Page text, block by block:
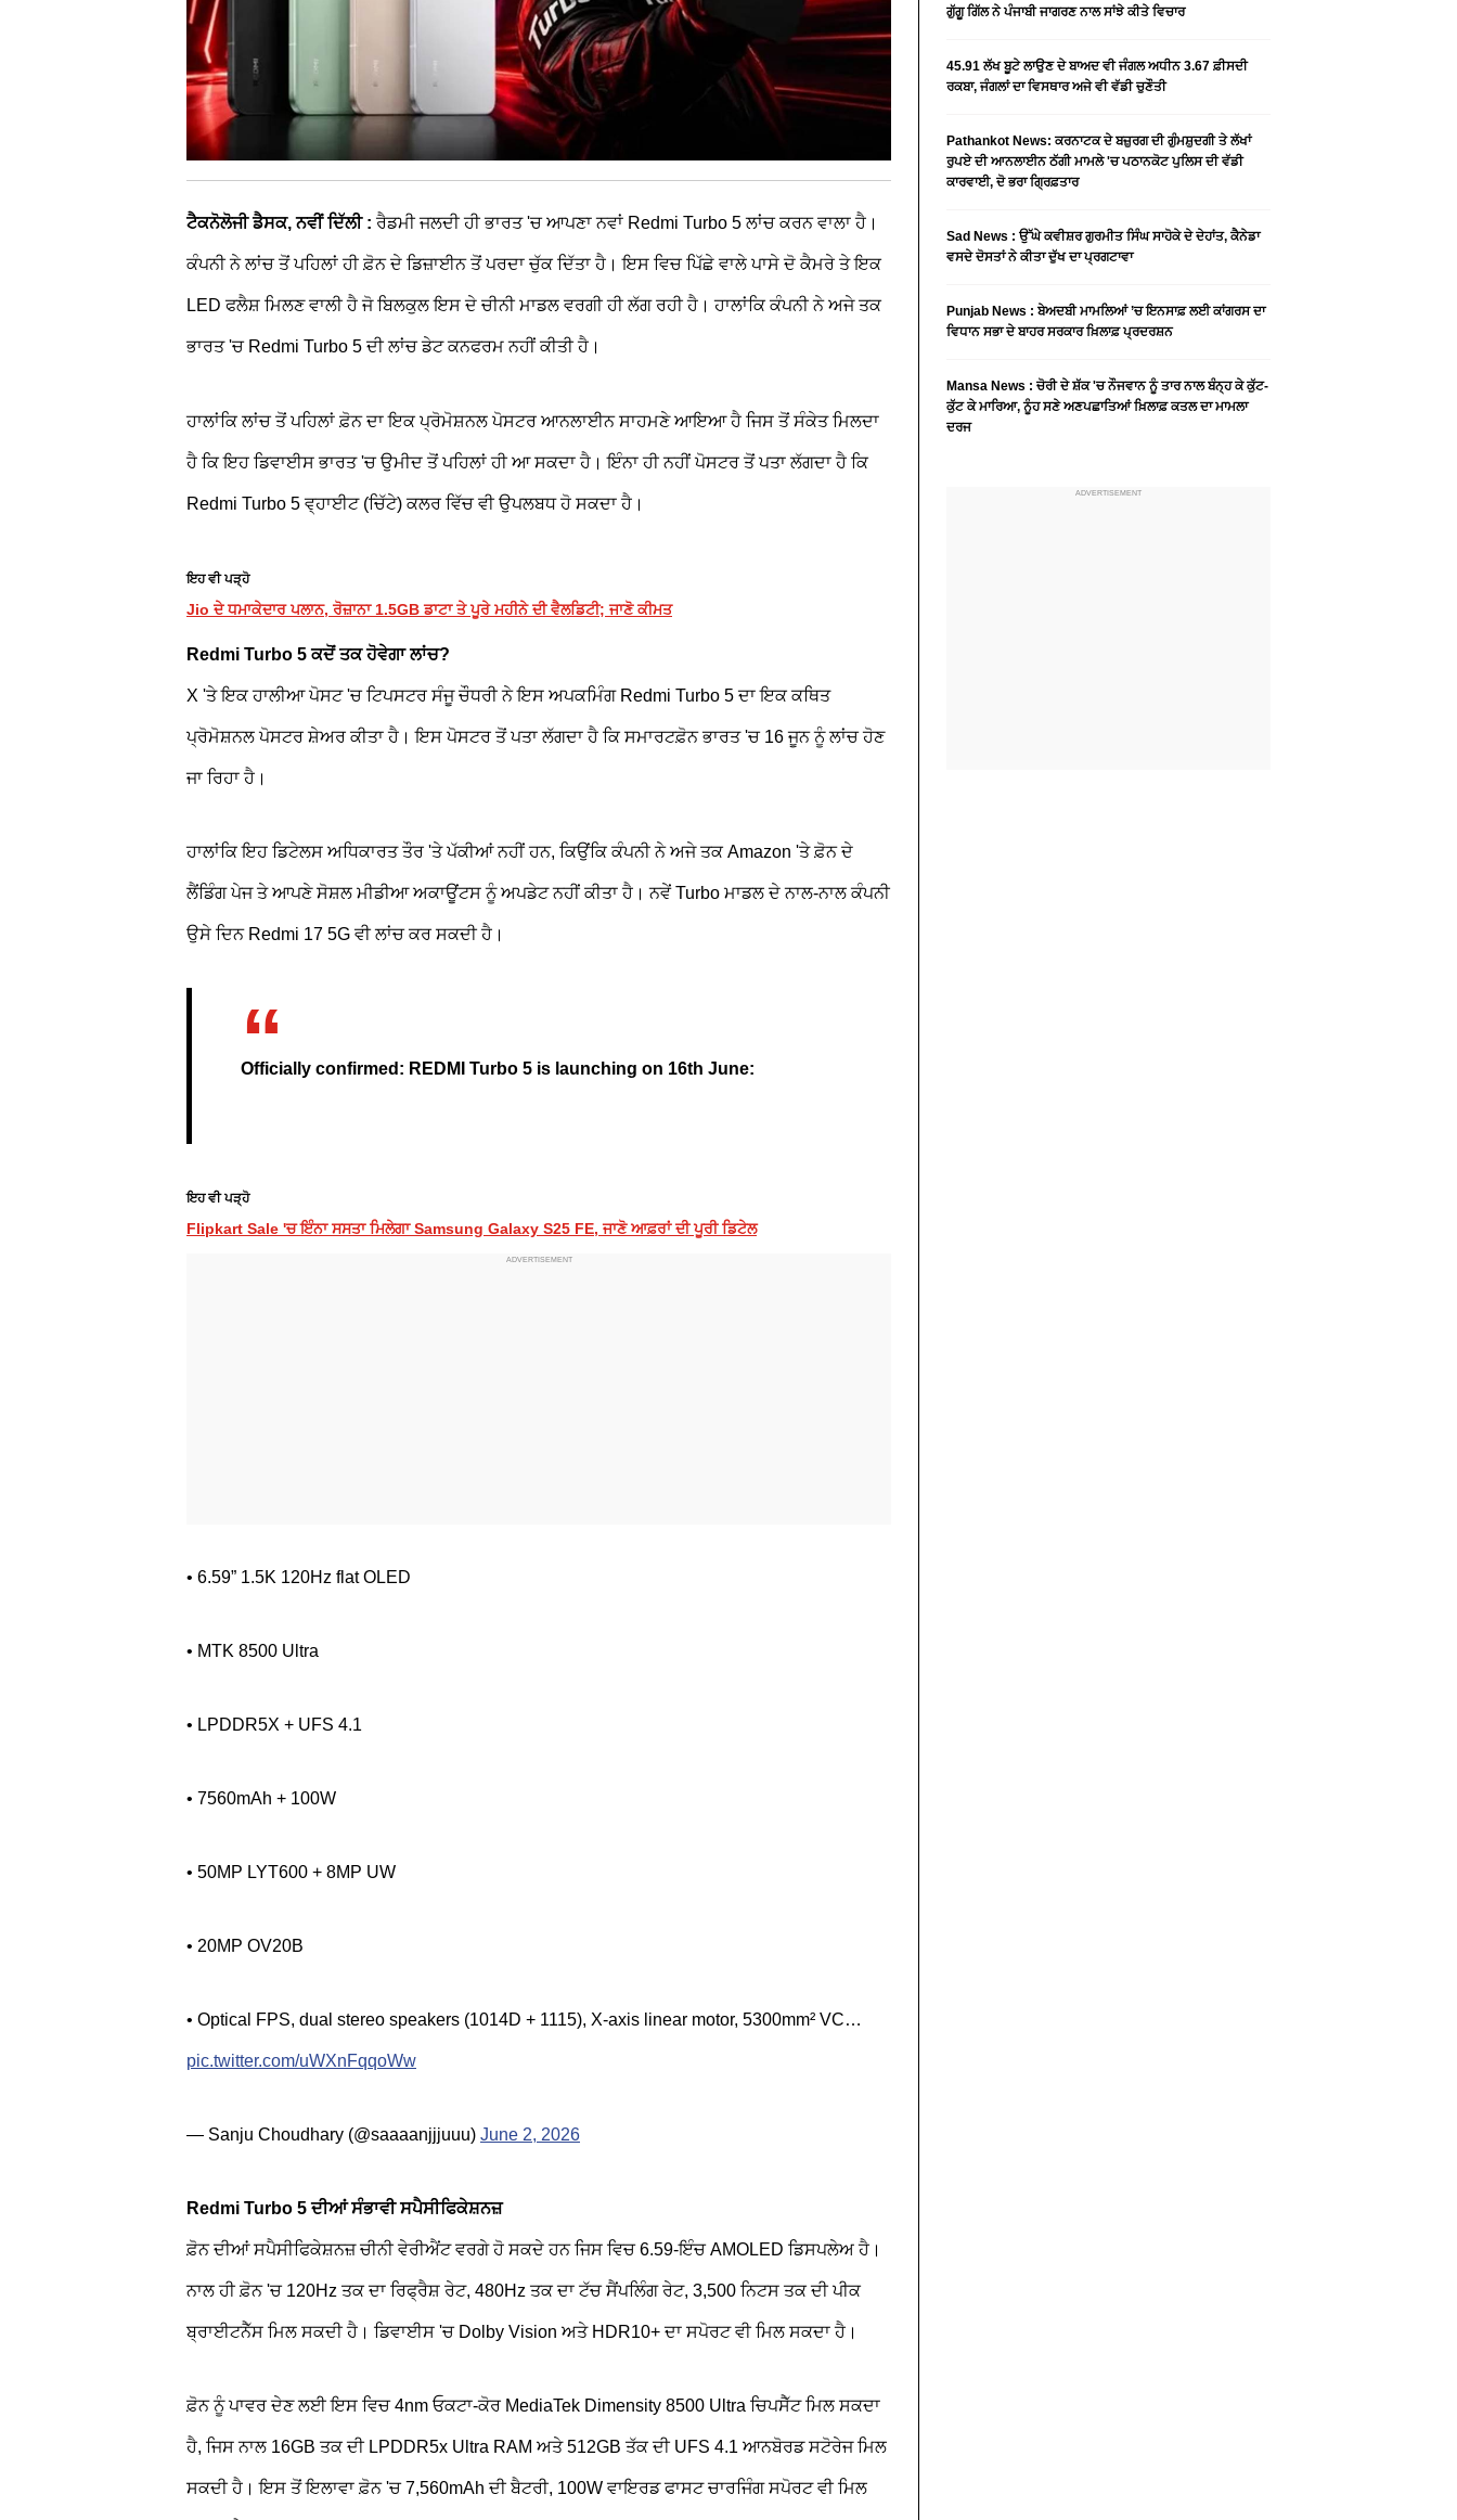
ਟੈਕਨੋਲੋਜੀ ਡੈਸਕ, ਨਵੀਂ ਦਿੱਲੀ : ਰੈਡਮੀ ਜਲਦੀ ਹੀ ਭਾਰਤ 'ਚ ਆਪਣਾ ਨਵਾਂ Redmi Turbo 5 ਲਾਂਚ ਕਰਨ ਵਾਲਾ ਹੈ।
ਕੰਪਨੀ ਨੇ ਲਾਂਚ ਤੋਂ ਪਹਿਲਾਂ ਹੀ ਫ਼ੋਨ ਦੇ ਡਿਜ਼ਾਈਨ ਤੋਂ ਪਰਦਾ ਚੁੱਕ ਦਿੱਤਾ ਹੈ। ਇਸ ਵਿਚ ਪਿੱਛੇ ਵਾਲੇ ਪਾਸੇ ਦੋ ਕੈਮਰੇ ਤੇ ਇਕ
LED ਫਲੈਸ਼ ਮਿਲਣ ਵਾਲੀ ਹੈ ਜੋ ਬਿਲਕੁਲ ਇਸ ਦੇ ਚੀਨੀ ਮਾਡਲ ਵਰਗੀ ਹੀ ਲੱਗ ਰਹੀ ਹੈ। ਹਾਲਾਂਕਿ ਕੰਪਨੀ ਨੇ ਅਜੇ ਤਕ
ਭਾਰਤ 'ਚ Redmi Turbo 5 ਦੀ ਲਾਂਚ ਡੇਟ ਕਨਫਰਮ ਨਹੀਂ ਕੀਤੀ ਹੈ।
ਹਾਲਾਂਕਿ ਲਾਂਚ ਤੋਂ ਪਹਿਲਾਂ ਫ਼ੋਨ ਦਾ ਇਕ ਪ੍ਰੋਮੋਸ਼ਨਲ ਪੋਸਟਰ ਆਨਲਾਈਨ ਸਾਹਮਣੇ ਆਇਆ ਹੈ ਜਿਸ ਤੋਂ ਸੰਕੇਤ ਮਿਲਦਾ
ਹੈ ਕਿ ਇਹ ਡਿਵਾਈਸ ਭਾਰਤ 'ਚ ਉਮੀਦ ਤੋਂ ਪਹਿਲਾਂ ਹੀ ਆ ਸਕਦਾ ਹੈ। ਇੰਨਾ ਹੀ ਨਹੀਂ ਪੋਸਟਰ ਤੋਂ ਪਤਾ ਲੱਗਦਾ ਹੈ ਕਿ
Redmi Turbo 5 ਵ੍ਹਾਈਟ (ਚਿੱਟੇ) ਕਲਰ ਵਿੱਚ ਵੀ ਉਪਲਬਧ ਹੋ ਸਕਦਾ ਹੈ।
ਇਹ ਵੀ ਪੜ੍ਹੋ
Jio ਦੇ ਧਮਾਕੇਦਾਰ ਪਲਾਨ, ਰੋਜ਼ਾਨਾ 1.5GB ਡਾਟਾ ਤੇ ਪੂਰੇ ਮਹੀਨੇ ਦੀ ਵੈਲਡਿਟੀ; ਜਾਣੋ ਕੀਮਤ
Redmi Turbo 5 ਕਦੋਂ ਤਕ ਹੋਵੇਗਾ ਲਾਂਚ?
X 'ਤੇ ਇਕ ਹਾਲੀਆ ਪੋਸਟ 'ਚ ਟਿਪਸਟਰ ਸੰਜੂ ਚੌਧਰੀ ਨੇ ਇਸ ਅਪਕਮਿੰਗ Redmi Turbo 5 ਦਾ ਇਕ ਕਥਿਤ
ਪ੍ਰੋਮੋਸ਼ਨਲ ਪੋਸਟਰ ਸ਼ੇਅਰ ਕੀਤਾ ਹੈ। ਇਸ ਪੋਸਟਰ ਤੋਂ ਪਤਾ ਲੱਗਦਾ ਹੈ ਕਿ ਸਮਾਰਟਫ਼ੋਨ ਭਾਰਤ 'ਚ 16 ਜੂਨ ਨੂੰ ਲਾਂਚ ਹੋਣ
ਜਾ ਰਿਹਾ ਹੈ।
ਹਾਲਾਂਕਿ ਇਹ ਡਿਟੇਲਸ ਅਧਿਕਾਰਤ ਤੌਰ 'ਤੇ ਪੱਕੀਆਂ ਨਹੀਂ ਹਨ, ਕਿਉਂਕਿ ਕੰਪਨੀ ਨੇ ਅਜੇ ਤਕ Amazon 'ਤੇ ਫ਼ੋਨ ਦੇ
ਲੈਂਡਿੰਗ ਪੇਜ ਤੇ ਆਪਣੇ ਸੋਸ਼ਲ ਮੀਡੀਆ ਅਕਾਊਂਟਸ ਨੂੰ ਅਪਡੇਟ ਨਹੀਂ ਕੀਤਾ ਹੈ। ਨਵੇਂ Turbo ਮਾਡਲ ਦੇ ਨਾਲ-ਨਾਲ ਕੰਪਨੀ
ਉਸੇ ਦਿਨ Redmi 17 5G ਵੀ ਲਾਂਚ ਕਰ ਸਕਦੀ ਹੈ।
Officially confirmed: REDMI Turbo 5 is launching on 16th June:
ਇਹ ਵੀ ਪੜ੍ਹੋ
Flipkart Sale 'ਚ ਇੰਨਾ ਸਸਤਾ ਮਿਲੇਗਾ Samsung Galaxy S25 FE, ਜਾਣੋ ਆਫ਼ਰਾਂ ਦੀ ਪੂਰੀ ਡਿਟੇਲ
• 6.59” 1.5K 120Hz flat OLED
• MTK 8500 Ultra
• LPDDR5X + UFS 4.1
• 7560mAh + 100W
• 50MP LYT600 + 8MP UW
• 20MP OV20B
• Optical FPS, dual stereo speakers (1014D + 1115), X-axis linear motor, 5300mm² VC…
pic.twitter.com/uWXnFqqoWw
— Sanju Choudhary (@saaaanjjjuuu) June 2, 2026
Redmi Turbo 5 ਦੀਆਂ ਸੰਭਾਵੀ ਸਪੈਸੀਫਿਕੇਸ਼ਨਜ਼
ਫ਼ੋਨ ਦੀਆਂ ਸਪੈਸੀਫਿਕੇਸ਼ਨਜ਼ ਚੀਨੀ ਵੇਰੀਐਂਟ ਵਰਗੇ ਹੋ ਸਕਦੇ ਹਨ ਜਿਸ ਵਿਚ 6.59-ਇੰਚ AMOLED ਡਿਸਪਲੇਅ ਹੈ।
ਨਾਲ ਹੀ ਫ਼ੋਨ 'ਚ 120Hz ਤਕ ਦਾ ਰਿਫ੍ਰੈਸ਼ ਰੇਟ, 480Hz ਤਕ ਦਾ ਟੱਚ ਸੈਂਪਲਿੰਗ ਰੇਟ, 3,500 ਨਿਟਸ ਤਕ ਦੀ ਪੀਕ
ਬ੍ਰਾਈਟਨੈੱਸ ਮਿਲ ਸਕਦੀ ਹੈ। ਡਿਵਾਈਸ 'ਚ Dolby Vision ਅਤੇ HDR10+ ਦਾ ਸਪੋਰਟ ਵੀ ਮਿਲ ਸਕਦਾ ਹੈ।
ਫ਼ੋਨ ਨੂੰ ਪਾਵਰ ਦੇਣ ਲਈ ਇਸ ਵਿਚ 4nm ਓਕਟਾ-ਕੋਰ MediaTek Dimensity 8500 Ultra ਚਿਪਸੈੱਟ ਮਿਲ ਸਕਦਾ
ਹੈ, ਜਿਸ ਨਾਲ 16GB ਤਕ ਦੀ LPDDR5x Ultra RAM ਅਤੇ 512GB ਤੱਕ ਦੀ UFS 4.1 ਆਨਬੋਰਡ ਸਟੋਰੇਜ ਮਿਲ
ਸਕਦੀ ਹੈ। ਇਸ ਤੋਂ ਇਲਾਵਾ ਫ਼ੋਨ 'ਚ 7,560mAh ਦੀ ਬੈਟਰੀ, 100W ਵਾਇਰਡ ਫਾਸਟ ਚਾਰਜਿੰਗ ਸਪੋਰਟ ਵੀ ਮਿਲ
ਗੁੱਗੂ ਗਿੱਲ ਨੇ ਪੰਜਾਬੀ ਜਾਗਰਣ ਨਾਲ ਸਾਂਝੇ ਕੀਤੇ ਵਿਚਾਰ
45.91 ਲੱਖ ਬੂਟੇ ਲਾਉਣ ਦੇ ਬਾਅਦ ਵੀ ਜੰਗਲ ਅਧੀਨ 3.67 ਫ਼ੀਸਦੀ
ਰਕਬਾ, ਜੰਗਲਾਂ ਦਾ ਵਿਸਥਾਰ ਅਜੇ ਵੀ ਵੱਡੀ ਚੁਣੌਤੀ
Pathankot News: ਕਰਨਾਟਕ ਦੇ ਬਜ਼ੁਰਗ ਦੀ ਗੁੰਮਸ਼ੁਦਗੀ ਤੇ ਲੱਖਾਂ
ਰੁਪਏ ਦੀ ਆਨਲਾਈਨ ਠੱਗੀ ਮਾਮਲੇ 'ਚ ਪਠਾਨਕੋਟ ਪੁਲਿਸ ਦੀ ਵੱਡੀ
ਕਾਰਵਾਈ, ਦੋ ਭਰਾ ਗ੍ਰਿਫ਼ਤਾਰ
Sad News : ਉੱਘੇ ਕਵੀਸ਼ਰ ਗੁਰਮੀਤ ਸਿੰਘ ਸਾਹੋਕੇ ਦੇ ਦੇਹਾਂਤ, ਕੈਨੇਡਾ
ਵਸਦੇ ਦੋਸਤਾਂ ਨੇ ਕੀਤਾ ਦੁੱਖ ਦਾ ਪ੍ਰਗਟਾਵਾ
Punjab News : ਬੇਅਦਬੀ ਮਾਮਲਿਆਂ ’ਚ ਇਨਸਾਫ਼ ਲਈ ਕਾਂਗਰਸ ਦਾ
ਵਿਧਾਨ ਸਭਾ ਦੇ ਬਾਹਰ ਸਰਕਾਰ ਖ਼ਿਲਾਫ਼ ਪ੍ਰਦਰਸ਼ਨ
Mansa News : ਚੋਰੀ ਦੇ ਸ਼ੱਕ 'ਚ ਨੌਜਵਾਨ ਨੂੰ ਤਾਰ ਨਾਲ ਬੰਨ੍ਹ ਕੇ ਕੁੱਟ-
ਕੁੱਟ ਕੇ ਮਾਰਿਆ, ਨੂੰਹ ਸਣੇ ਅਣਪਛਾਤਿਆਂ ਖ਼ਿਲਾਫ਼ ਕਤਲ ਦਾ ਮਾਮਲਾ
ਦਰਜ